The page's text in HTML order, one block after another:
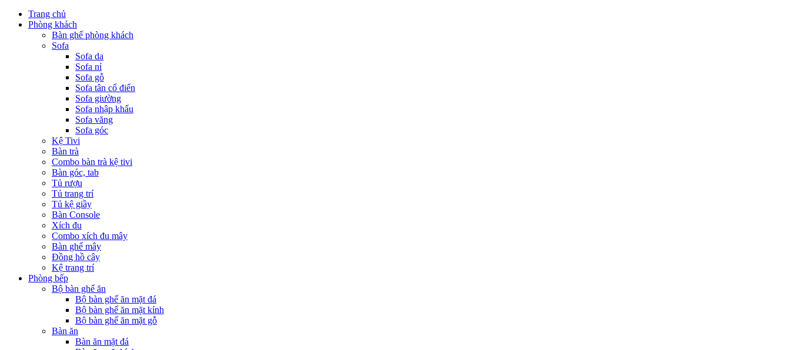
Trang chủ
Phòng khách
Bàn ghế phòng khách
Sofa
Sofa da
Sofa nỉ
Sofa gỗ
Sofa tân cổ điển
Sofa giường
Sofa nhập khẩu
Sofa văng
Sofa góc
Kệ Tivi
Bàn trà
Combo bàn trà kệ tivi
Bàn góc, tab
Tủ rượu
Tủ trang trí
Tủ kệ giầy
Bàn Console
Xích đu
Combo xích đu mây
Bàn ghế mây
Đồng hồ cây
Kệ trang trí
Phòng bếp
Bộ bàn ghế ăn
Bộ bàn ghế ăn mặt đá
Bộ bàn ghế ăn mặt kính
Bộ bàn ghế ăn mặt gỗ
Bàn ăn
Bàn ăn mặt đá